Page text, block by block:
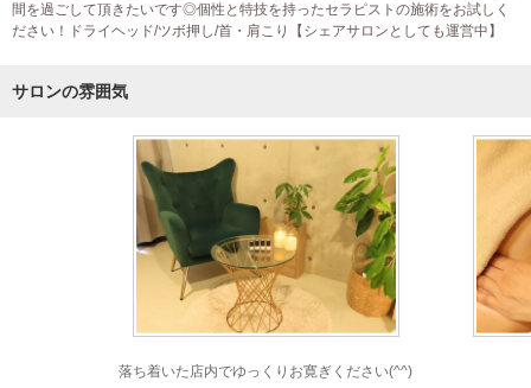
間を過ごして頂きたいです◎個性と特技を持ったセラピストの施術をお試しく
ださい！ドライヘッド/ツボ押し/首・肩こり【シェアサロンとしても運営中】
サロンの雰囲気
落ち着いた店内でゆっくりお寛ぎください(^^)